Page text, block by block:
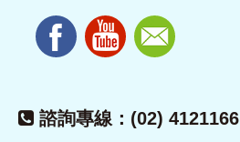
諮詢專線：(02) 4121166